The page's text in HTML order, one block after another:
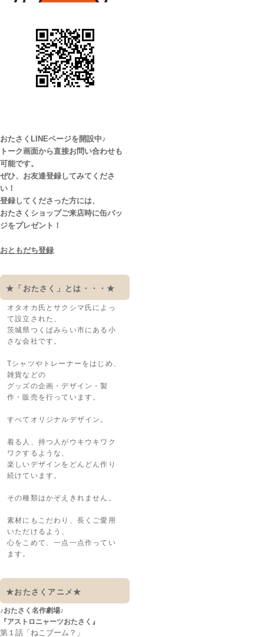
おたさくLINEページを開設中♪
トーク画面から直接お問い合わせも
可能です。
ぜひ、お友達登録してみてくださ
い！
登録してくださった方には、
おたさくショップご来店時に缶バッ
ジをプレゼント！
おともだち登録
★「おたさく」とは・・・★
オタオカ氏とサクシマ氏によっ
て設立された、
茨城県つくばみらい市にある小
さな会社です。
Tシャツやトレーナーをはじめ、
雑貨などの
グッズの企画・デザイン・製
作・販売を行っています。
すべてオリジナルデザイン。
着る人、持つ人がウキウキワク
ワクするような、
楽しいデザインをどんどん作り
続けています。
その種類はかぞえきれません。
素材にもこだわり、長くご愛用
いただけるよう、
心をこめて、一点一点作ってい
ます。
★おたさくアニメ★
♪おたさく名作劇場♪
『アストロニャーツおたさく』
第１話「ねこブーム？」